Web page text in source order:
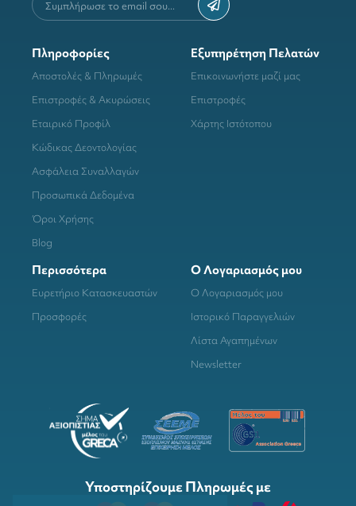
Πληροφορίες
Αποστολές & Πληρωμές
Επιστροφές & Ακυρώσεις
Εταιρικό Προφίλ
Κώδικας Δεοντολογίας
Ασφάλεια Συναλλαγών
Προσωπικά Δεδομένα
Όροι Χρήσης
Blog
Εξυπηρέτηση Πελατών
Επικοινωνήστε μαζί μας
Επιστροφές
Χάρτης Ιστότοπου
Περισσότερα
Ευρετήριο Κατασκευαστών
Προσφορές
Ο Λογαριασμός μου
Ο Λογαριασμός μου
Ιστορικό Παραγγελιών
Λίστα Αγαπημένων
Newsletter
Υποστηρίζουμε Πληρωμές με